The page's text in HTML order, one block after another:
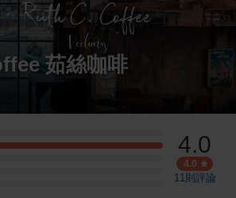
茹絲咖啡
4.0
4.0
11則評論